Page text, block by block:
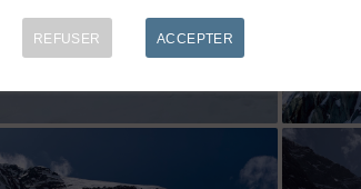
REFUSER ACCEPTER